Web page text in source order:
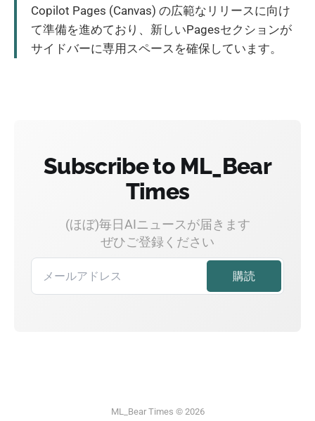
Copilot Pages (Canvas) の広範なリリースに向け
て準備を進めており、新しいPagesセクションが
サイドバーに専用スペースを確保しています。
Subscribe to ML_Bear
Times
(ほぼ)毎日AIニュースが届きます
ぜひご登録ください
ML_Bear Times © 2026